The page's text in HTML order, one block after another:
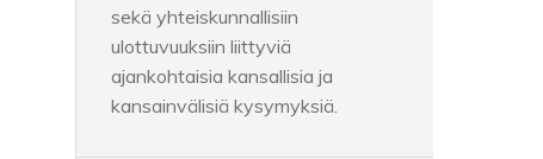
sekä yhteiskunnallisiin
ulottuvuuksiin liittyviä
ajankohtaisia kansallisia ja
kansainvälisiä kysymyksiä.